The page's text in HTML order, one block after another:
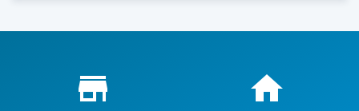
Proč nakupovat u nás?
store_mall_directory home